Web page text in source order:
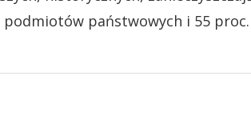
państwowych i 55